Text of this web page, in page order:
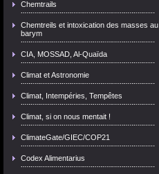
Chemtrails
Chemtreils et intoxication des masses au
barym
CIA, MOSSAD, Al-Quaïda
Climat et Astronomie
Climat, Intempéries, Tempêtes
Climat, si on nous mentait !
ClimateGate/GIEC/COP21
Codex Alimentarius